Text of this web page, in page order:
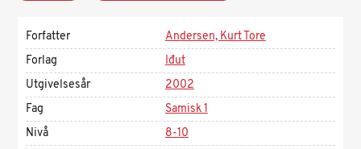
Forfatter
Andersen, Kurt Tore
Forlag
Iđut
Utgivelsesår
2002
Fag
Samisk 1
Nivå
8-10